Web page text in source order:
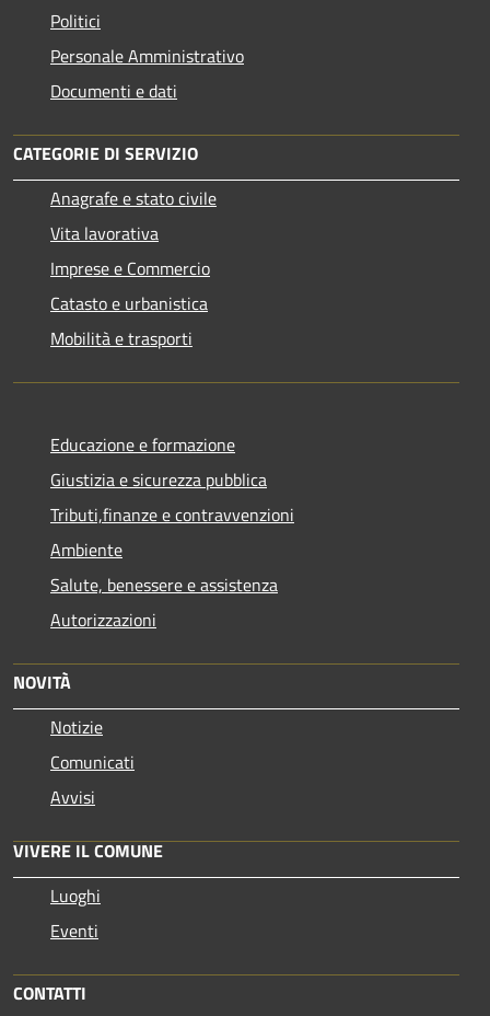
Politici
Personale Amministrativo
Documenti e dati
CATEGORIE DI SERVIZIO
Anagrafe e stato civile
Vita lavorativa
Imprese e Commercio
Catasto e urbanistica
Mobilità e trasporti
Educazione e formazione
Giustizia e sicurezza pubblica
Tributi,finanze e contravvenzioni
Ambiente
Salute, benessere e assistenza
Autorizzazioni
NOVITÀ
Notizie
Comunicati
Avvisi
VIVERE IL COMUNE
Luoghi
Eventi
CONTATTI